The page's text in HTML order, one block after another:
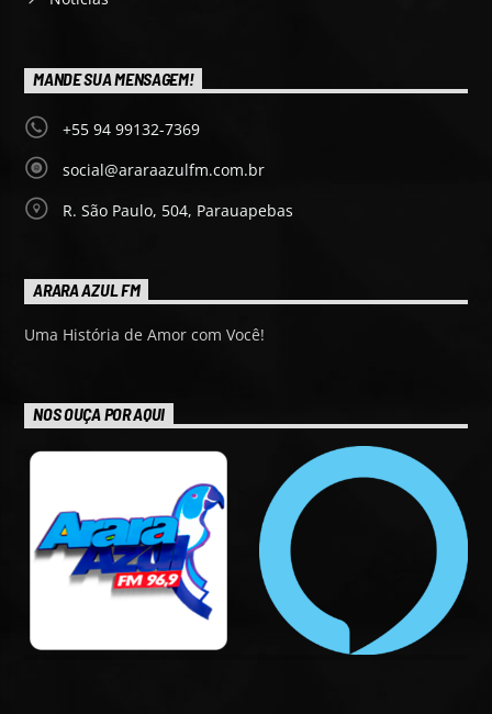
MANDE SUA MENSAGEM!
+55 94 99132-7369
social@araraazulfm.com.br
R. São Paulo, 504, Parauapebas
ARARA AZUL FM
Uma História de Amor com Você!
NOS OUÇA POR AQUI